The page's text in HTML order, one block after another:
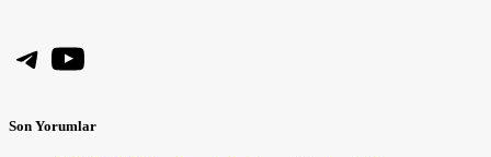
Telegram
YouTube
Son Yorumlar